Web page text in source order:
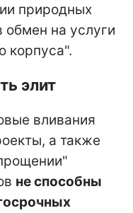
природных
обмен на услуги
корпуса".
элит
вливания
а также
не способны